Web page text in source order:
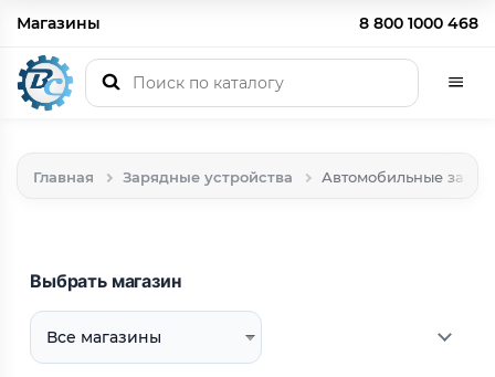
Магазины 8 800 1000 468
Главная Зарядные устройства Автомобильные
Выбрать магазин